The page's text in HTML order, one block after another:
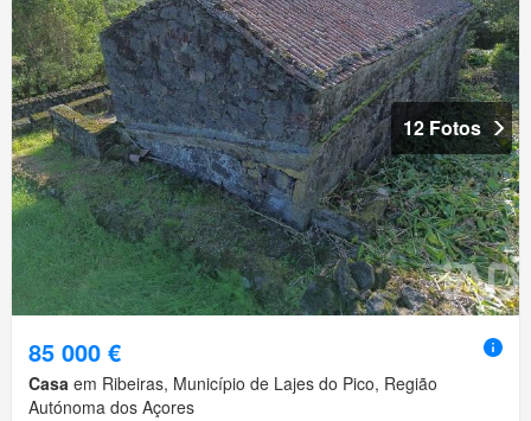
12 Fotos
85 000 €
Casa em Ribeiras, Município de Lajes do Pico, Região
Autónoma dos Açores